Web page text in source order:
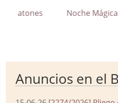
peatones
Noche
Anuncios en el